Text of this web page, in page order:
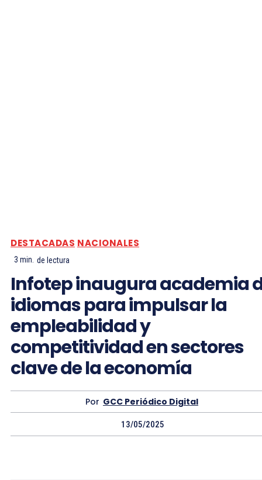
DESTACADAS NACIONALES
3 min. de lectura
Infotep inaugura academia
idiomas para impulsar la
empleabilidad y
competitividad en sectores
clave de la economía
Por GCC Periódico Digital
13/05/2025